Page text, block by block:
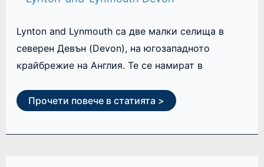
Lynton and Lynmouth са две малки селища в
северен Девън (Devon), на югозападното
крайбрежие на Англия. Те се намират в
Прочети повече в статията >